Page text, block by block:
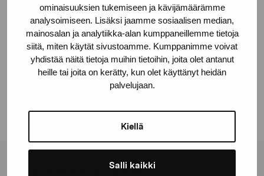
ominaisuuksien tukemiseen ja kävijämäärämme
analysoimiseen. Lisäksi jaamme sosiaalisen median,
mainosalan ja analytiikka-alan kumppaneillemme tietoja
siitä, miten käytät sivustoamme. Kumppanimme voivat
yhdistää näitä tietoja muihin tietoihin, joita olet antanut
heille tai joita on kerätty, kun olet käyttänyt heidän
palvelujaan.
Kiellä
Salli kaikki
Jaa:
Facebook
Pro Artibus -säätiö